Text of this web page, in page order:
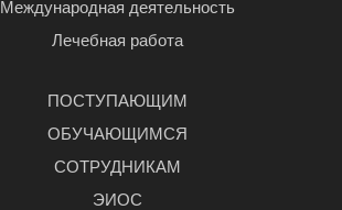
Международная деятельность
Лечебная работа
ПОСТУПАЮЩИМ
ОБУЧАЮЩИМСЯ
СОТРУДНИКАМ
ЭИОС